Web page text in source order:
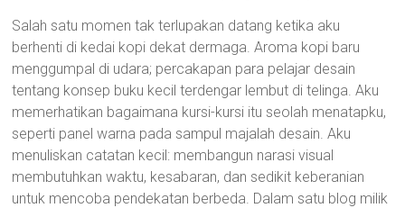
Salah satu momen tak terlupakan datang ketika aku
berhenti di kedai kopi dekat dermaga. Aroma kopi baru
menggumpal di udara; percakapan para pelajar desain
tentang konsep buku kecil terdengar lembut di telinga. Aku
memerhatikan bagaimana kursi-kursi itu seolah menatapku,
seperti panel warna pada sampul majalah desain. Aku
menuliskan catatan kecil: membangun narasi visual
membutuhkan waktu, kesabaran, dan sedikit keberanian
untuk mencoba pendekatan berbeda. Dalam satu blog milik